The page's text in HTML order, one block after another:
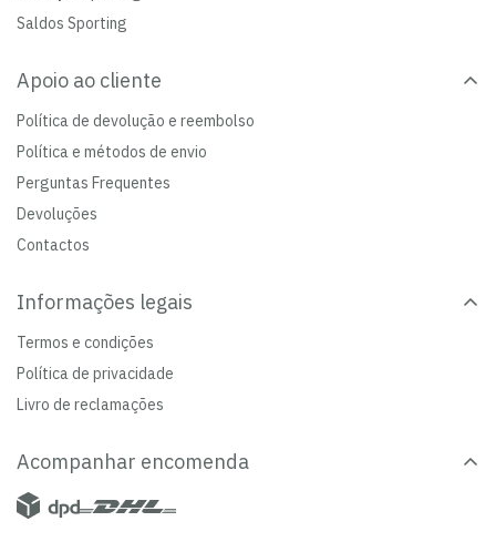
Saldos Sporting
Apoio ao cliente
Política de devolução e reembolso
Política e métodos de envio
Perguntas Frequentes
Devoluções
Contactos
Informações legais
Termos e condições
Política de privacidade
Livro de reclamações
Acompanhar encomenda